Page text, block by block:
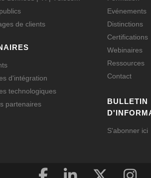
de clients
d'intégration
technologiques
partenaires
Evénements
Distinctions
Certifications
Webinaires
Ressources
Contact
BULLETIN
S'abonner ici